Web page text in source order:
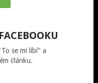
se mi líbí" a
článku.